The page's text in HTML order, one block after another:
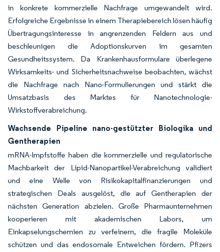
in konkrete kommerzielle Nachfrage umgewandelt wird.
Erfolgreiche Ergebnisse in einem Therapiebereich lösen häufig
Übertragungsinteresse in angrenzenden Feldern aus und
beschleunigen die Adoptionskurven im gesamten
Gesundheitssystem. Da Krankenhausformulare überlegene
Wirksamkeits- und Sicherheitsnachweise beobachten, wächst
die Nachfrage nach Nano-Formulierungen und stärkt die
Umsatzbasis des Marktes für Nanotechnologie-
Wirkstoffverabreichung.
Wachsende Pipeline nano-gestützter Biologika und
Gentherapien
mRNA-Impfstoffe haben die kommerzielle und regulatorische
Machbarkeit der Lipid-Nanopartikel-Verabreichung validiert
und eine Welle von Risikokapitalfinanzierungen und
strategischen Deals ausgelöst, die auf Gentherapien der
nächsten Generation abzielen. Große Pharmaunternehmen
kooperieren mit akademischen Labors, um
Einkapselungschemien zu verfeinern, die fragile Moleküle
schützen und das endosomale Entweichen fördern. Pfizers